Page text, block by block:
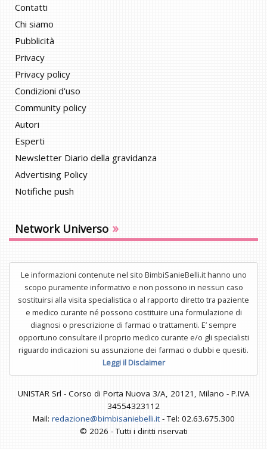
Contatti
Chi siamo
Pubblicità
Privacy
Privacy policy
Condizioni d'uso
Community policy
Autori
Esperti
Newsletter Diario della gravidanza
Advertising Policy
Notifiche push
Network Universo »
Le informazioni contenute nel sito BimbiSanieBelli.it hanno uno
scopo puramente informativo e non possono in nessun caso
sostituirsi alla visita specialistica o al rapporto diretto tra paziente
e medico curante né possono costituire una formulazione di
diagnosi o prescrizione di farmaci o trattamenti. E’ sempre
opportuno consultare il proprio medico curante e/o gli specialisti
riguardo indicazioni su assunzione dei farmaci o dubbi e quesiti.
Leggi il Disclaimer
UNISTAR Srl - Corso di Porta Nuova 3/A, 20121, Milano - P.IVA
34554323112
Mail: redazione@bimbisaniebelli.it- Tel: 02.63.675.300
© 2026 - Tutti i diritti riservati